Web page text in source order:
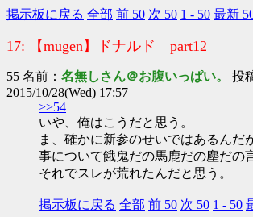
掲示板に戻る 全部 前 50 次 50 1 - 50 最新
17: 【mugen】ドナルド part12
55 名前： 名無しさん＠お腹いっぱい。 投
2015/10/28(Wed) 17:57
>>54
いや、俺はこうだと思う。
ま、確かに新参のせいではあるんだ
事について餓鬼だの馬鹿だの塵だの
それでスレが荒れたんだと思う。
掲示板に戻る 全部 前 50 次 50 1 - 50